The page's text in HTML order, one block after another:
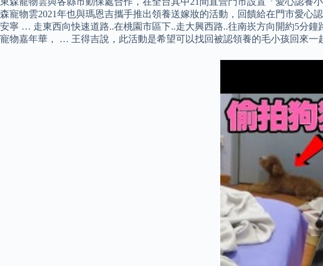
森寵物雲2021年也與瑪恩吉攜手推出領養送嫁妝的活動，回饋給在門市愛
安寧 … 走東西向快速道路..在桃園市區下..走大興西路..往南崁方向開約5分
寵物嘉年華， … 王得吉說，此活動是希望可以找回被認領養的毛小孩回來